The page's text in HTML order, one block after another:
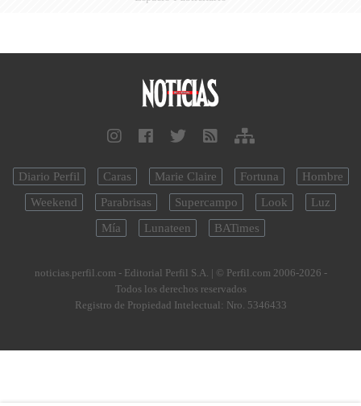
Diario Perfil Caras Marie Claire Fortuna
Hombre
Weekend
Parabrisas Supercampo Look
Luz
Mía
Lunateen BATimes
noticias.perfil.com - Editorial Perfil S.A. | © Perfil.com 2006-2026 -
Todos los derechos reservados
Registro de Propiedad Intelectual: Nro. 5346433